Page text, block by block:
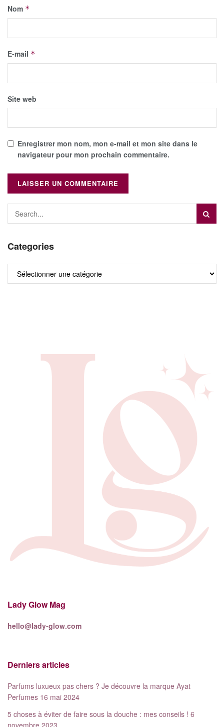
Nom *
E-mail *
Site web
Enregistrer mon nom, mon e-mail et mon site dans le
navigateur pour mon prochain commentaire.
Categories
Lady Glow Mag
hello@lady-glow.com
Derniers articles
Parfums luxueux pas chers ? Je découvre la marque Ayat
Perfumes 16 mai 2024
5 choses à éviter de faire sous la douche : mes conseils ! 6